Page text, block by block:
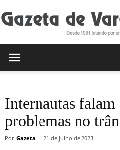
de
Internautas falam
problemas no
Por Gazeta - 21 de julho de 2023